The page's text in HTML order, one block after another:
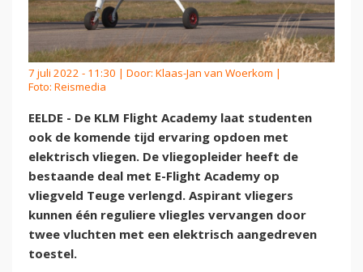
7 juli 2022 - 11:30 | Door: Klaas-Jan van Woerkom |
Foto: Reismedia
EELDE - De KLM Flight Academy laat studenten
ook de komende tijd ervaring opdoen met
elektrisch vliegen. De vliegopleider heeft de
bestaande deal met E-Flight Academy op
vliegveld Teuge verlengd. Aspirant vliegers
kunnen één reguliere vliegles vervangen door
twee vluchten met een elektrisch aangedreven
toestel.